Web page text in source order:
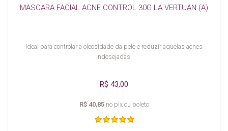
MASCARA FACIAL ACNE CONTROL 30G LA VERTUAN (A)
Ideal para controlar a oleosidade da pele e reduzir aquelas acnes
indesejadas.
R$ 43,00
R$ 40,85no pix ou boleto